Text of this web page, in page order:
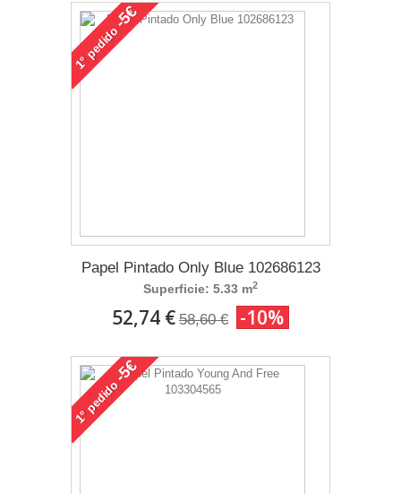
1°
pedido
-5€
Papel Pintado Only Blue 102686123
Superficie: 5.33 m2
52,74 € 58,60 € -10%
1°
pedido
-5€